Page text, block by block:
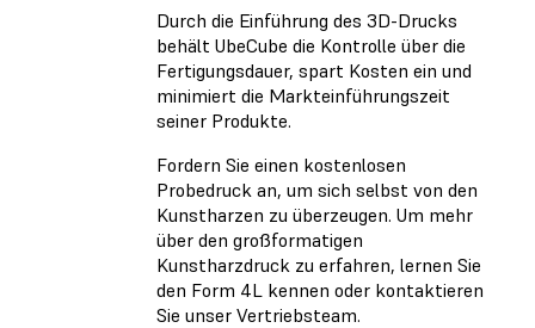
Durch die Einführung des 3D-Drucks
behält UbeCube die Kontrolle über die
Fertigungsdauer, spart Kosten ein und
minimiert die Markteinführungszeit
seiner Produkte.
Fordern Sie einen kostenlosen
Probedruck an, um sich selbst von den
Kunstharzen zu überzeugen. Um mehr
über den großformatigen
Kunstharzdruck zu erfahren, lernen Sie
den Form 4L kennen oder kontaktieren
Sie unser Vertriebsteam.